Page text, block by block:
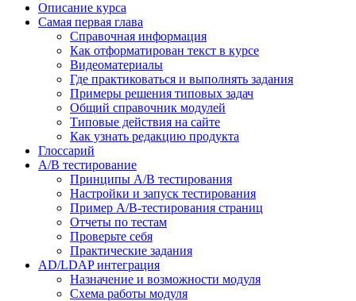
Описание курса
Самая первая глава
Справочная информация
Как отформатирован текст в курсе
Видеоматериалы
Где практиковаться и выполнять задания
Примеры решения типовых задач
Общий справочник модулей
Типовые действия на сайте
Как узнать редакцию продукта
Глоссарий
A/B тестирование
Принципы A/B тестирования
Настройки и запуск тестирования
Пример A/B-тестирования страниц
Отчеты по тестам
Проверьте себя
Практические задания
AD/LDAP интеграция
Назначение и возможности модуля
Схема работы модуля